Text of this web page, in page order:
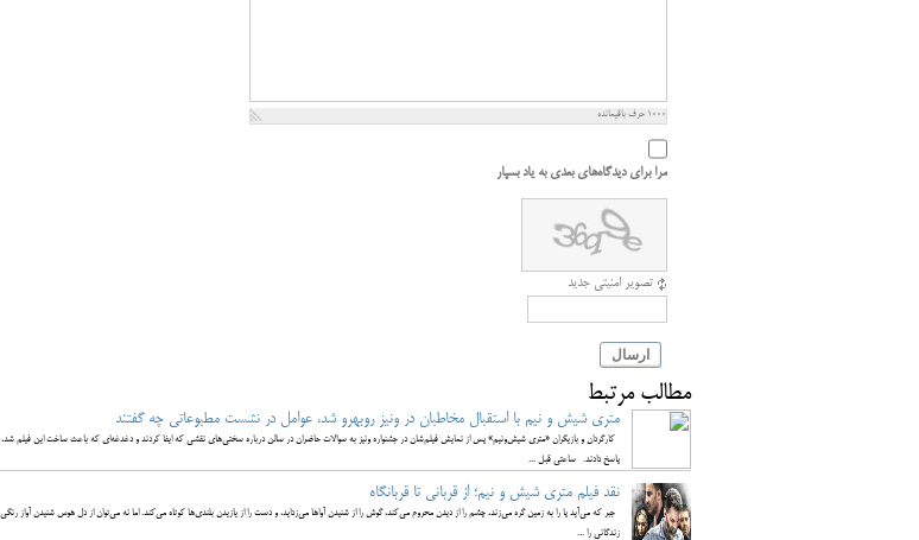
1000 حرف باقیمانده
مرا برای دیدگاه‌های بعدی به یاد بسپار
تصویر امنیتی جدید
ارسال
مطالب مرتبط
متری شیش و نیم با استقبال مخاطبان در ونیز روبه‎رو شد، عوامل در نشست مطبوعاتی چه گفتند
کارگردان و بازیگران «متری شیش‌ونیم» پس از نمایش فیلم‌شان در جشنواره ونیز به سوالات حاضران در سالن درباره سختی‌های نقشی که ایفا کردند و دغدغه‌ای که باعث ساخت این فیلم شد،
پاسخ دادند. ساعتی قبل ...
نقد فیلم متری شیش و نیم؛ از قربانی تا قربانگاه
جبر که می‌آید پا را به زمین گره می‌زند، چشم را از دیدن محروم می‌کند، گوش را از شنیدن آواها می‌زداید، و دست را از یازیدن بلندی‌ها کوتاه می‌کند. اما نه می‌توان از دل هوس شنیدن آواز رنگی
زندگانی را ...